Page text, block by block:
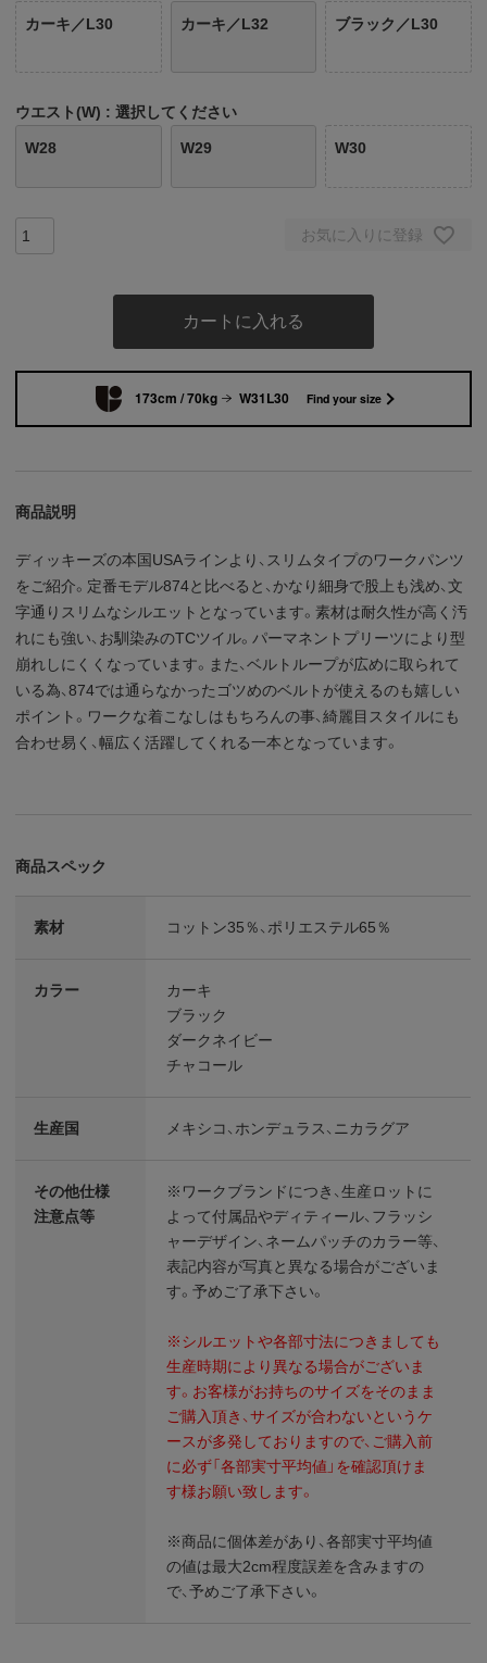
カーキ／L30 カーキ／L32 ブラック／L30
ウエスト(W) 選択してください
W28 W29 W30
お気に入りに登録
カートに入れる
173cm / 70kg W31L30 Find your size
商品説明
ディッキーズの本国USAラインより、スリムタイプのワークパンツ
をご紹介。定番モデル874と比べると、かなり細身で股上も浅め、文
字通りスリムなシルエットとなっています。素材は耐久性が高く汚
れにも強い、お馴染みのTCツイル。パーマネントプリーツにより型
崩れしにくくなっています。また、ベルトループが広めに取られて
いる為、874では通らなかったゴツめのベルトが使えるのも嬉しい
ポイント。ワークな着こなしはもちろんの事、綺麗目スタイルにも
合わせ易く、幅広く活躍してくれる一本となっています。
商品スペック
素材 コットン35％、ポリエステル65％
カラー
カーキ
ブラック
ダークネイビー
チャコール
生産国 メキシコ、ホンデュラス、ニカラグア
その他仕様
注意点等
※ワークブランドにつき、生産ロットに
よって付属品やディティール、フラッシ
ャーデザイン、ネームパッチのカラー等、
表記内容が写真と異なる場合がございま
す。予めご了承下さい。
※シルエットや各部寸法につきましても
生産時期により異なる場合がございま
す。お客様がお持ちのサイズをそのまま
ご購入頂き、サイズが合わないというケ
ースが多発しておりますので、ご購入前
に必ず「各部実寸平均値」を確認頂けま
す様お願い致します。
※商品に個体差があり、各部実寸平均値
の値は最大2cm程度誤差を含みますの
で、予めご了承下さい。